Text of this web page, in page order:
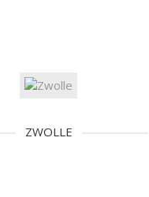
ZWOLLE